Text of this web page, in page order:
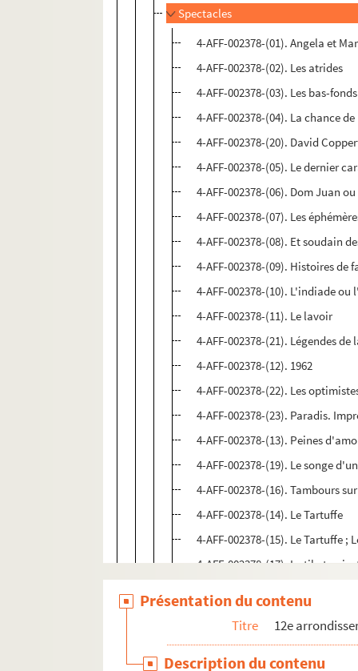
Spectacles
4-AFF-002378-(01). Angela et
4-AFF-002378-(02). Les atrides
4-AFF-002378-(03). Les bas-fonds
4-AFF-002378-(04). La chance
4-AFF-002378-(20). David
4-AFF-002378-(05). Le dernier
4-AFF-002378-(06). Dom Juan
4-AFF-002378-(07). Les
4-AFF-002378-(08). Et soudain
4-AFF-002378-(09). Histoires de
4-AFF-002378-(10). L'indiade ou
4-AFF-002378-(11). Le lavoir
4-AFF-002378-(21). Légendes
4-AFF-002378-(12). 1962
4-AFF-002378-(22). Les
4-AFF-002378-(23). Paradis.
4-AFF-002378-(13). Peines
4-AFF-002378-(19). Le songe
4-AFF-002378-(16). Tambours
4-AFF-002378-(14). Le Tartuffe
4-AFF-002378-(15). Le Tartuffe ;
4-AFF-002378-(17). Le tibetan
Théâtre de la Tempête
Atelier de Paris Carolyn Carlson
Présentation du contenu
Titre 12e
Description du contenu